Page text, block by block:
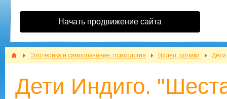
Начать продвижение сайта
Эзотерика и самопознание, психология Видео, ролики Дети
Дети Индиго.